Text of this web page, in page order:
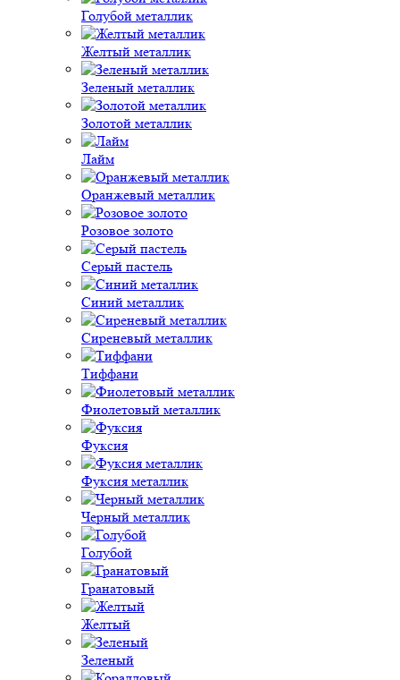
Голубой металлик
Желтый металлик
Зеленый металлик
Золотой металлик
Лайм
Оранжевый металлик
Розовое золото
Серый пастель
Синий металлик
Сиреневый металлик
Тиффани
Фиолетовый металлик
Фуксия
Фуксия металлик
Черный металлик
Голубой
Гранатовый
Желтый
Зеленый